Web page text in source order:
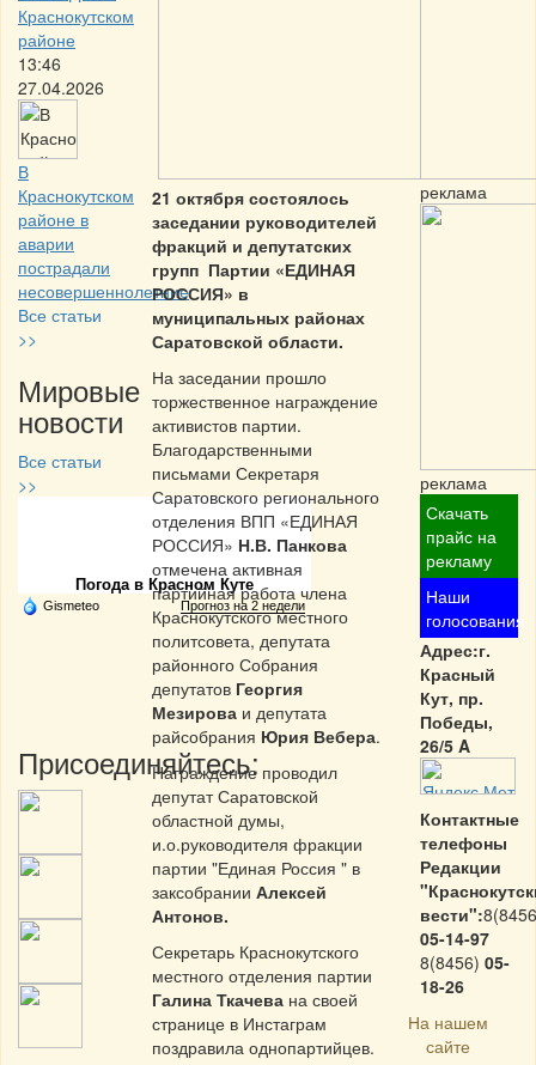
Краснокутском
районе
13:46
27.04.2026
В
Краснокутском
районе в
аварии
пострадали
несовершеннолетние
Все статьи
>>
Мировые
новости
Все статьи
>>
Частная реклама
Погода в Красном Куте
Gismeteo Прогноз на 2 недели
Присоединяйтесь:
21 октября состоялось
заседании руководителей
фракций и депутатских
групп Партии «ЕДИНАЯ
РОССИЯ» в
муниципальных районах
Саратовской области.
На заседании прошло
торжественное награждение
активистов партии.
Благодарственными
письмами Секретаря
Саратовского регионального
отделения ВПП «ЕДИНАЯ
РОССИЯ» Н.В. Панкова
отмечена активная
партийная работа члена
Краснокутского местного
политсовета, депутата
районного Собрания
депутатов Георгия
Мезирова и депутата
райсобрания Юрия Вебера.
Награждение проводил
депутат Саратовской
областной думы,
и.о.руководителя фракции
партии "Единая Россия " в
заксобрании Алексей
Антонов.
Секретарь Краснокутского
местного отделения партии
Галина Ткачева на своей
странице в Инстаграм
поздравила однопартийцев.
реклама
реклама
Скачать
прайс на
рекламу
Наши
голосования
Адрес:г.
Красный
Кут, пр.
Победы,
26/5 A
Контактные
телефоны
Редакции
вести":
05-14-97
8(8456) 05-
18-26
На нашем
сайте